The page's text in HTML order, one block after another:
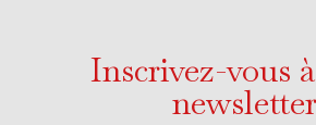
Inscrivez-vous
newsletter